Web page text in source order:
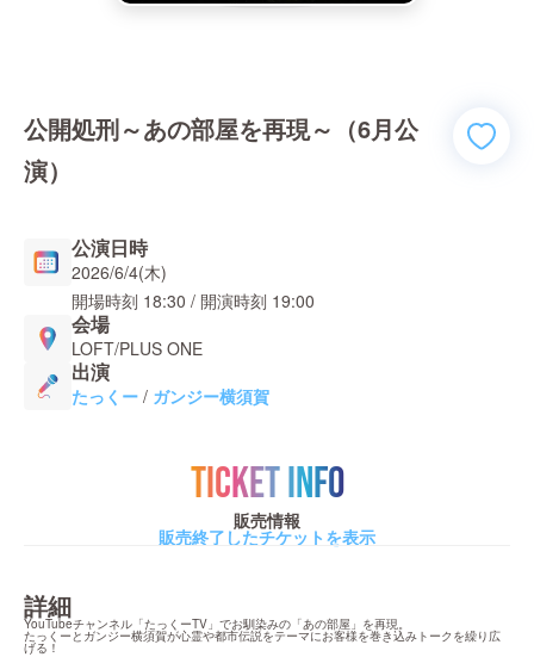
公開処刑～あの部屋を再現～（6月公
演）
公演日時
2026/6/4(木)
開場時刻 18:30 / 開演時刻 19:00
会場
LOFT/PLUS ONE
出演
たっくー / ガンジー横須賀
TICKET INFO
販売情報
販売終了したチケットを表示
詳細
YouTubeチャンネル「たっくーTV」でお馴染みの「あの部屋」を再現。
たっくーとガンジー横須賀が心霊や都市伝説をテーマにお客様を巻き込みトークを繰り広
げる！